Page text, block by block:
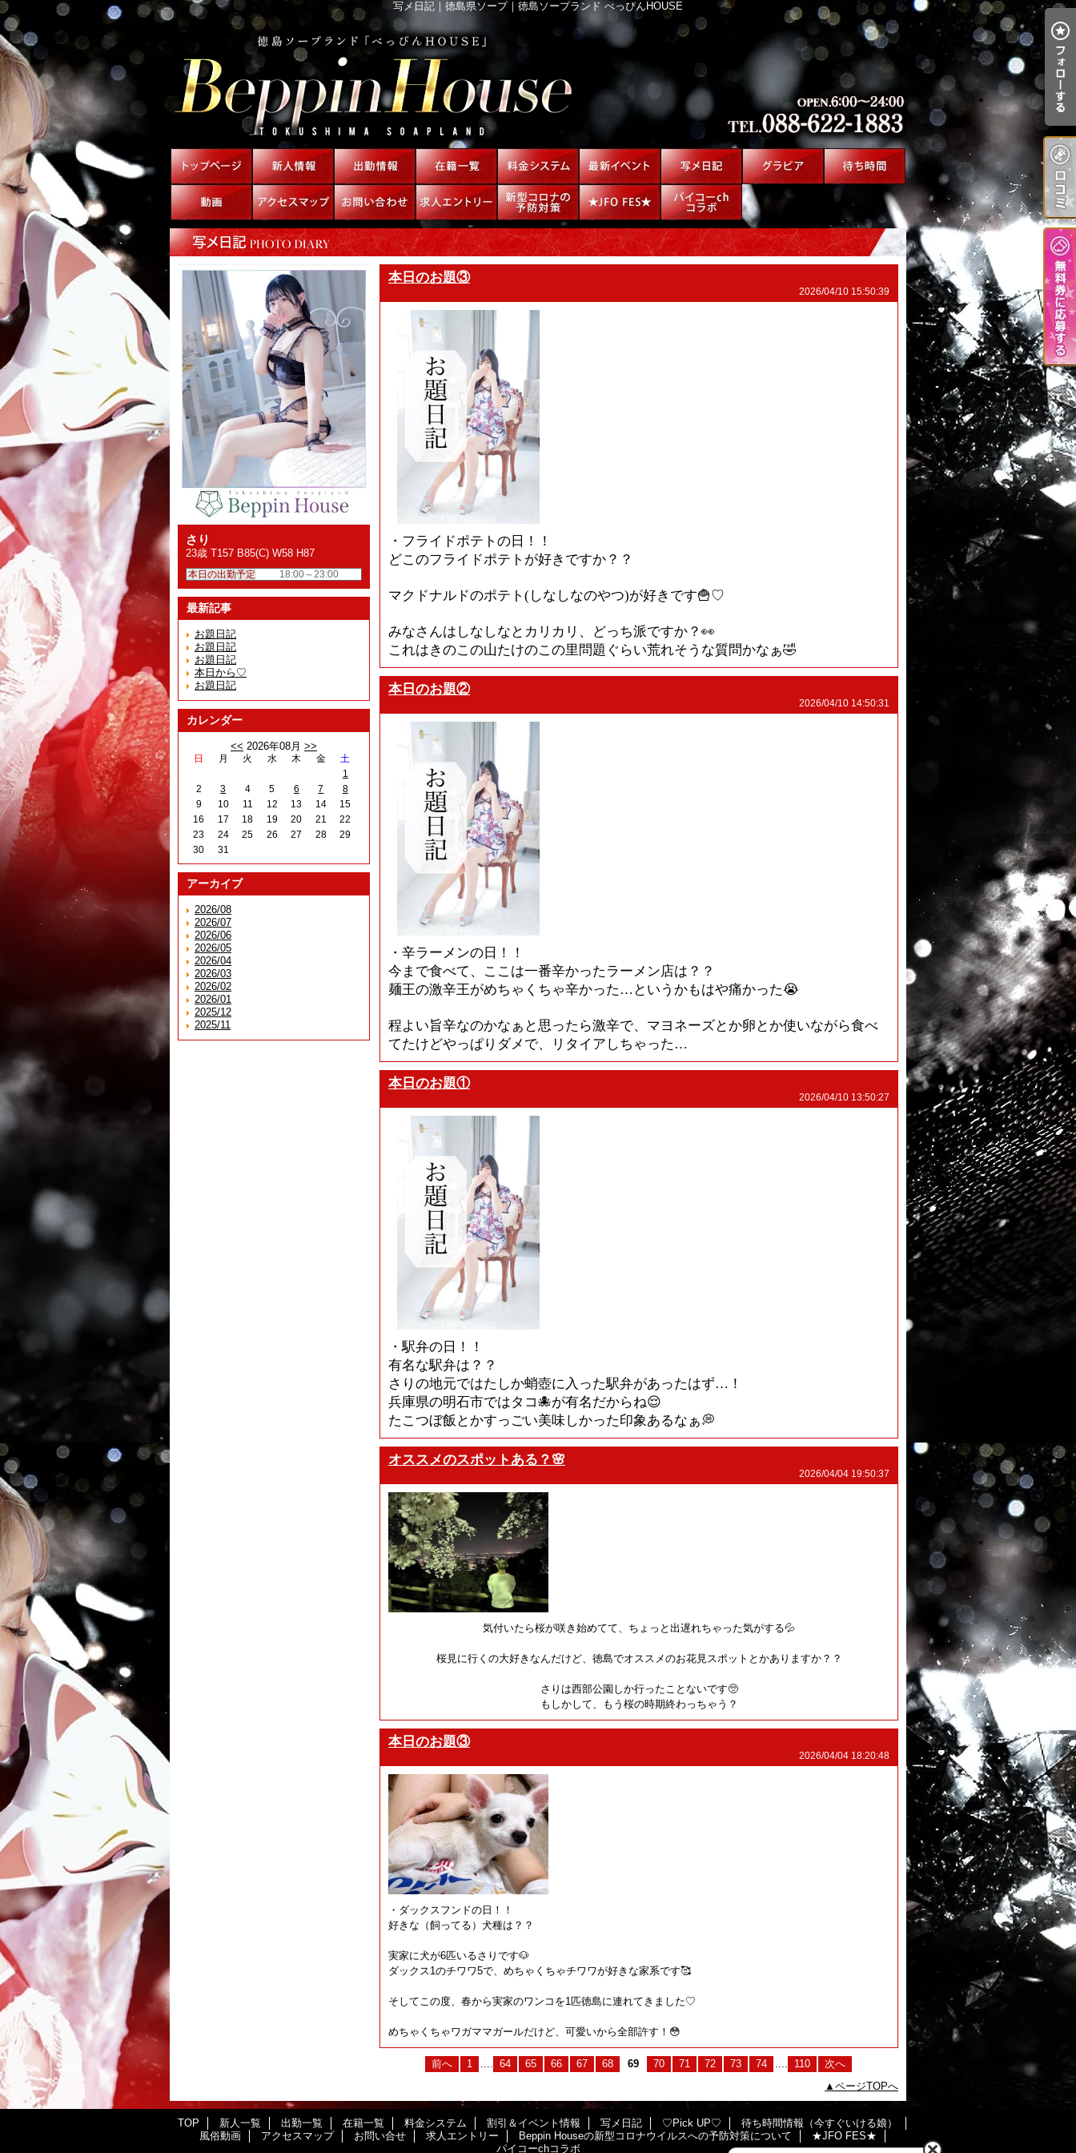
写メ日記｜徳島県ソープ｜徳島ソープランド べっぴんHOUSE
さり
23歳 T157 B85(C) W58 H87
本日の出勤予定 18:00～23:00
最新記事
お題日記
お題日記
お題日記
本日から♡
お題日記
カレンダー
<< 2026年08月 >>
日 月 火 水 木 金
土
1
2
3 4 5 6 7
8
9
10 11 12 13 14
15
16
17 18 19 20 21
22
23
24 25 26 27 28
29
30
31
アーカイブ
2026/08
2026/07
2026/06
2026/05
2026/04
2026/03
2026/02
2026/01
2025/12
2025/11
本日のお題③
2026/04/10 15:50:39
・フライドポテトの日！！
どこのフライドポテトが好きですか？？
マクドナルドのポテト(しなしなのやつ)が好きです🍟♡
みなさんはしなしなとカリカリ、どっち派ですか？👀
これはきのこの山たけのこの里問題ぐらい荒れそうな質問かなぁ🤣
本日のお題②
2026/04/10 14:50:31
・辛ラーメンの日！！
今まで食べて、ここは一番辛かったラーメン店は？？
麺王の激辛王がめちゃくちゃ辛かった…というかもはや痛かった😭
程よい旨辛なのかなぁと思ったら激辛で、マヨネーズとか卵とか使いながら食べ
てたけどやっぱりダメで、リタイアしちゃった…
本日のお題①
2026/04/10 13:50:27
・駅弁の日！！
有名な駅弁は？？
さりの地元ではたしか蛸壺に入った駅弁があったはず…！
兵庫県の明石市ではタコ🐙が有名だからね😌
たこつぼ飯とかすっごい美味しかった印象あるなぁ💭
オススメのスポットある？🌸
2026/04/04 19:50:37
気付いたら桜が咲き始めてて、ちょっと出遅れちゃった気がする💦
桜見に行くの大好きなんだけど、徳島でオススメのお花見スポットとかありますか？？
さりは西部公園しか行ったことないです🥺
もしかして、もう桜の時期終わっちゃう？
本日のお題③
2026/04/04 18:20:48
・ダックスフンドの日！！
好きな（飼ってる）犬種は？？
実家に犬が6匹いるさりです🐶
ダックス1のチワワ5で、めちゃくちゃチワワが好きな家系です🥰
そしてこの度、春から実家のワンコを1匹徳島に連れてきました♡
めちゃくちゃワガママガールだけど、可愛いから全部許す！😳
前へ 1 64 65 66 67 68 69 70 71 72 73 74 110
次へ
ページTOPへ
TOP 新人一覧 出勤一覧 在籍一覧 料金システム 割引＆イベント情報 写メ日記 ♡Pick UP♡
待ち時間情報（今すぐいける娘）
風俗動画
アクセスマップ お問い合せ 求人エントリー Beppin Houseの新型コロナウイルスへの予防対策について
★JFO FES★
パイコーchコラボ